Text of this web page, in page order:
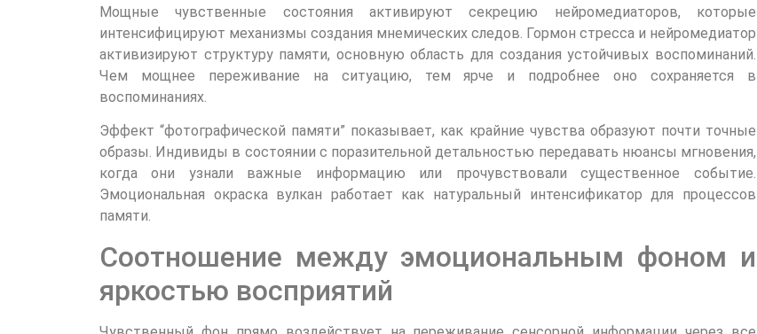
Мощные чувственные состояния активируют секрецию нейромедиаторов, которые
интенсифицируют механизмы создания мнемических следов. Гормон стресса и нейромедиатор
активизируют структуру памяти, основную область для создания устойчивых воспоминаний.
Чем мощнее переживание на ситуацию, тем ярче и подробнее оно сохраняется в
воспоминаниях.
Эффект “фотографической памяти” показывает, как крайние чувства образуют почти точные
образы. Индивиды в состоянии с поразительной детальностью передавать нюансы мгновения,
когда они узнали важные информацию или прочувствовали существенное событие.
Эмоциональная окраска вулкан работает как натуральный интенсификатор для процессов
памяти.
Соотношение между эмоциональным фоном и
яркостью восприятий